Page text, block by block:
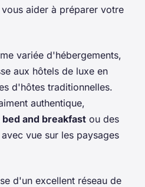
aider à préparer votre
variée d'hébergements,
aux hôtels de luxe en
d'hôtes traditionnelles.
authentique,
bed and breakfast ou des
avec vue sur les paysages
d'un excellent réseau de